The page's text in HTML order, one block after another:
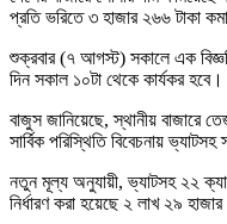
প্রতি ভরিতে ৩ হাজার ২৬৬ টাকা
শুক্রবার (৭ আগস্ট) সকালে এক
দিন সকাল ১০টা থেকে কার্যকর হবে।
বাজুস জানিয়েছে, স্থানীয় বাজারে
সার্বিক পরিস্থিতি বিবেচনায় ভ্যাটসহ
নতুন মূল্য অনুযায়ী, ভ্যাটসহ ২২
নির্ধারণ করা হয়েছে ২ লাখ ২৯